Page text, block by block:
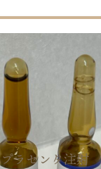
プラセンタ注射